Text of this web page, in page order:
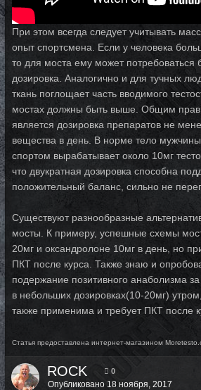
При этом всегда следует учитывать
опыт спортсмена. Если у человека
то для моста ему может потребоваться
дозировка. Аналогично и для тучных
ткань поглощает часть вводимого
мостах должны быть выше. Общим
является дозировка препаратов не
вещества в день. В норме тело
спортом вырабатывает около 10мг
что двукратная дозировка способна
положительный баланс, сильно не
Существуют разнообразные
мосты. К примеру, успешные схемы
20мг и оксандролоне 10мг в день, но
ПКТ после курса. Также знаю и
подержание позитивного анаболизма
в небольших дозировках(10-20мг)
также применима и требует ПКТ после
Статья предоставлена интернет-магазином
ROCK 0
Опубликовано 18 ноября, 2017